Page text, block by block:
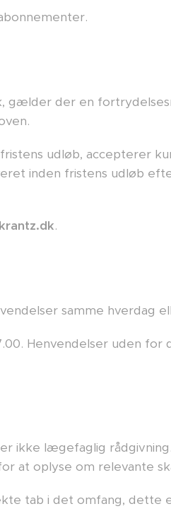
der en
udløb, accepterer
inden fristens udløb
.
samme hverdag
Henvendelser uden for
ikke lægefaglig
at oplyse om relevante
tab i det omfang, dette